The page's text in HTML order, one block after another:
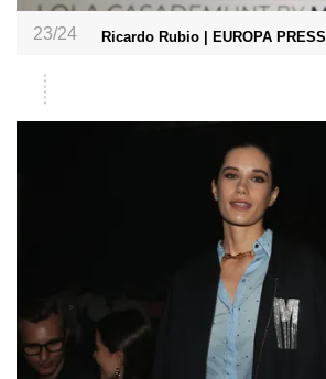
23/24 Ricardo Rubio | EUROPA PRESS